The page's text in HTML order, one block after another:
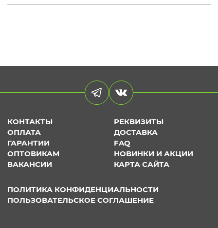
КОНТАКТЫ
РЕКВИЗИТЫ
ОПЛАТА
ДОСТАВКА
ГАРАНТИИ
FAQ
ОПТОВИКАМ
НОВИНКИ И АКЦИИ
ВАКАНСИИ
КАРТА САЙТА
ПОЛИТИКА КОНФИДЕНЦИАЛЬНОСТИ
ПОЛЬЗОВАТЕЛЬСКОЕ СОГЛАШЕНИЕ